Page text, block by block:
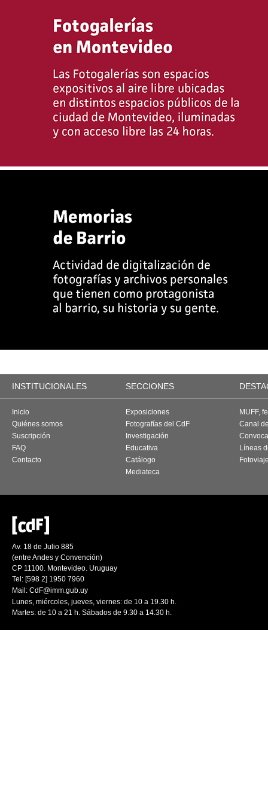
INSTITUCIONALES SECCIONES
Inicio
Quiénes somos
Suscripción
FAQ
Contacto
Exposiciones
Fotografías del CdF
Investigación
Educativa
Catálogo
Mediateca
MUFF,
Canal
Líneas
Av. 18 de Julio 885
(entre Andes y Convención)
CP 11100. Montevideo. Uruguay
Tel: [598 2] 1950 7960
Mail: CdF@imm.gub.uy
Lunes, miércoles, jueves, viernes: de 10 a 19.30 h.
Martes: de 10 a 21 h. Sábados de 9.30 a 14.30 h.